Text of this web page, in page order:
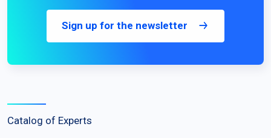
Sign up for the newsletter
Catalog of Experts